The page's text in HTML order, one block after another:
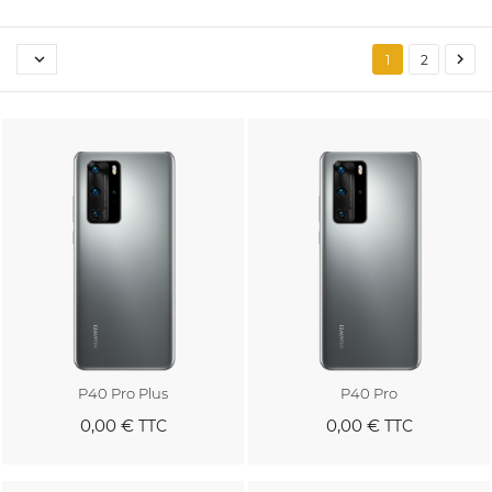
 1 2 
P40 Pro Plus
0,00 €TTC
P40 Pro
0,00 €TTC